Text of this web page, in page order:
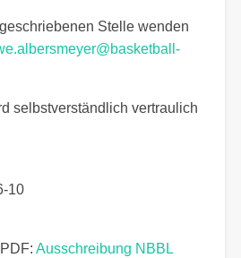
Stelle wenden
selbstverständlich vertraulich
10
Ausschreibung NBBL